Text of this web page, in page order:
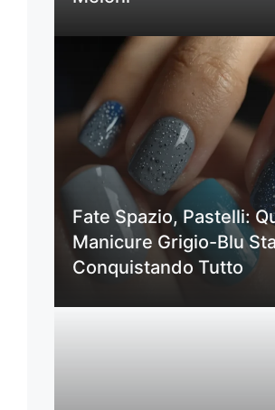
Fate Spazio, Pastelli:
Manicure Grigio-Blu Sta
Conquistando Tutto